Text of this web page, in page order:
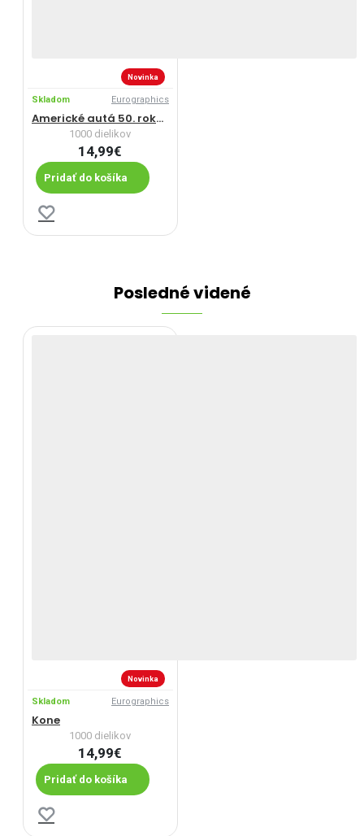
Novinka
Skladom Eurographics
Americké autá 50. rokov
1000 dielikov
14,99€
Pridať do košíka
Posledné videné
Novinka
Skladom Eurographics
Kone
1000 dielikov
14,99€
Pridať do košíka